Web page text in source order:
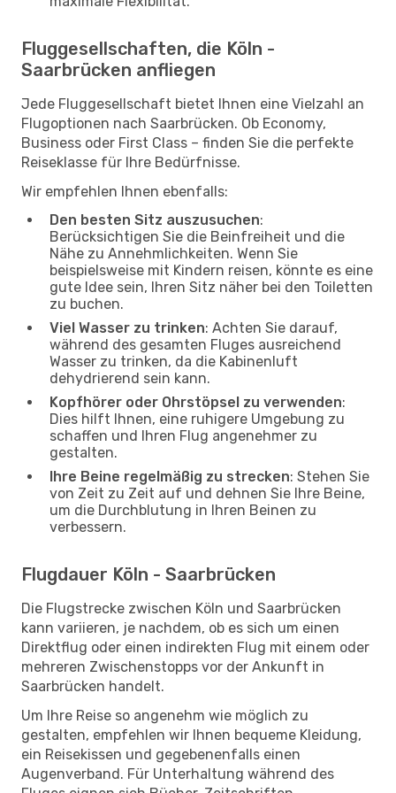
Fluggesellschaften, die Köln -
Saarbrücken anfliegen
Jede Fluggesellschaft bietet Ihnen eine Vielzahl an
Flugoptionen nach Saarbrücken. Ob Economy,
Business oder First Class – finden Sie die perfekte
Reiseklasse für Ihre Bedürfnisse.
Wir empfehlen Ihnen ebenfalls:
Den besten Sitz auszusuchen:
Berücksichtigen Sie die Beinfreiheit und die
Nähe zu Annehmlichkeiten. Wenn Sie
beispielsweise mit Kindern reisen, könnte es eine
gute Idee sein, Ihren Sitz näher bei den Toiletten
zu buchen.
Viel Wasser zu trinken: Achten Sie darauf,
während des gesamten Fluges ausreichend
Wasser zu trinken, da die Kabinenluft
dehydrierend sein kann.
Kopfhörer oder Ohrstöpsel zu verwenden:
Dies hilft Ihnen, eine ruhigere Umgebung zu
schaffen und Ihren Flug angenehmer zu
gestalten.
Ihre Beine regelmäßig zu strecken: Stehen Sie
von Zeit zu Zeit auf und dehnen Sie Ihre Beine,
um die Durchblutung in Ihren Beinen zu
verbessern.
Flugdauer Köln - Saarbrücken
Die Flugstrecke zwischen Köln und Saarbrücken
kann variieren, je nachdem, ob es sich um einen
Direktflug oder einen indirekten Flug mit einem oder
mehreren Zwischenstopps vor der Ankunft in
Saarbrücken handelt.
Um Ihre Reise so angenehm wie möglich zu
gestalten, empfehlen wir Ihnen bequeme Kleidung,
ein Reisekissen und gegebenenfalls einen
Augenverband. Für Unterhaltung während des